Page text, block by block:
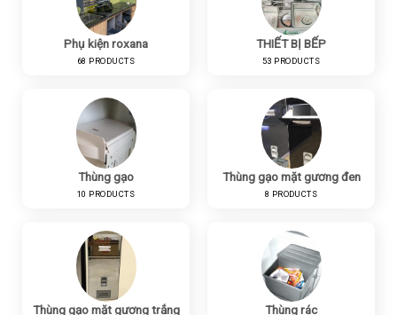
Phụ kiện roxana
68 PRODUCTS
THIẾT BỊ BẾP
53 PRODUCTS
Thùng gạo
10 PRODUCTS
Thùng gạo mặt gương đen
8 PRODUCTS
Thùng gạo mặt gương trắng Thùng rác